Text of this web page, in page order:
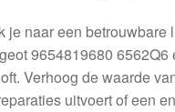
je naar een betrouwbare
9654819680
Verhoog de waarde
uitvoert of een